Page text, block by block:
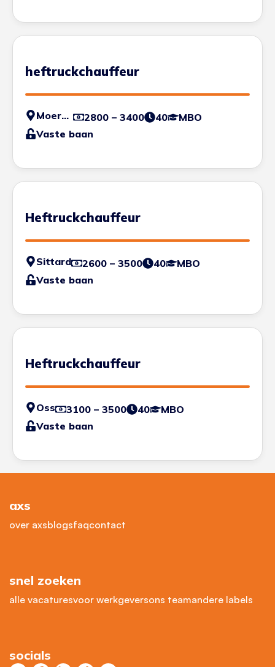
heftruckchauffeur
Moerdijk 2800 – 3400 40
MBO
Vaste baan
Heftruckchauffeur
Sittard 2600 – 3500 40
MBO
Vaste baan
Heftruckchauffeur
Oss 3100 – 3500 40
MBO
Vaste baan
axs
over axsblogsfaqcontact
snel zoeken
alle vacaturesvoor werkgeversons teamandere labels
socials